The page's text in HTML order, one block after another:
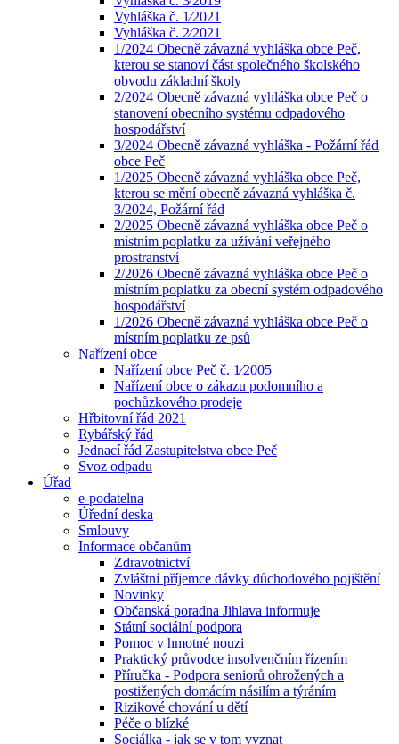
Vyhláška č. 1⁄2021
Vyhláška č. 2⁄2021
1/2024 Obecně závazná vyhláška obce Peč,
kterou se stanoví část společného školského
obvodu základní školy
2/2024 Obecně závazná vyhláška obce Peč o
stanovení obecního systému odpadového
hospodářství
3/2024 Obecně závazná vyhláška - Požární řád
obce Peč
1/2025 Obecně závazná vyhláška obce Peč,
kterou se mění obecně závazná vyhláška č.
3/2024, Požární řád
2/2025 Obecně závazná vyhláška obce Peč o
místním poplatku za užívání veřejného
prostranství
2/2026 Obecně závazná vyhláška obce Peč o
místním poplatku za obecní systém odpadového
hospodářství
1/2026 Obecně závazná vyhláška obce Peč o
místním poplatku ze psů
Nařízení obce
Nařízení obce Peč č. 1⁄2005
Nařízení obce o zákazu podomního a
pochůzkového prodeje
Hřbitovní řád 2021
Rybářský řád
Jednací řád Zastupitelstva obce Peč
Svoz odpadu
Úřad
e-podatelna
Úřední deska
Smlouvy
Informace občanům
Zdravotnictví
Zvláštní příjemce dávky důchodového pojištění
Novinky
Občanská poradna Jihlava informuje
Státní sociální podpora
Pomoc v hmotné nouzi
Praktický průvodce insolvenčním řízením
Příručka - Podpora seniorů ohrožených a
postižených domácím násilím a týráním
Rizikové chování u dětí
Péče o blízké
Sociálka - jak se v tom vyznat